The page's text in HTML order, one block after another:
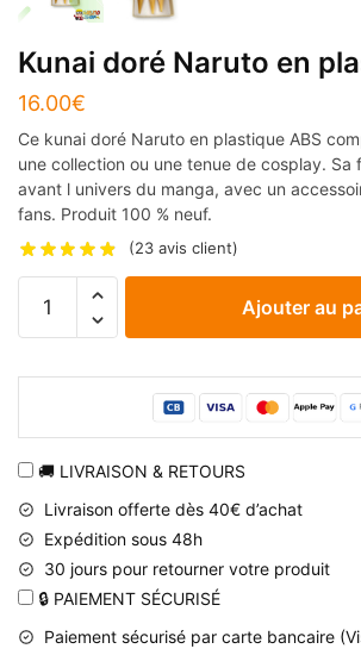
Kunai doré Naruto en
16.00€
Ce kunai doré Naruto en plastique ABS
une collection ou une tenue de cosplay. Sa
avant l univers du manga, avec un
fans. Produit 100 % neuf.
(23 avis client)
doré
en
plastique
Ajouter au
🚚 LIVRAISON & RETOURS
Livraison offerte dès 40€ d’achat
Expédition sous 48h
30 jours pour retourner votre produit
🔒 PAIEMENT SÉCURISÉ
Paiement sécurisé par carte bancaire